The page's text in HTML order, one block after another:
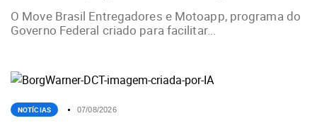
O Move Brasil Entregadores e Motoapp, programa do
Governo Federal criado para facilitar...
NOTÍCIAS 07/08/2026